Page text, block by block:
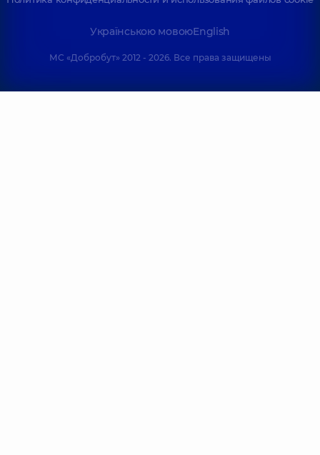
Українською мовоюEnglish
МС «Добробут» 2012 - 2026. Все права защищены